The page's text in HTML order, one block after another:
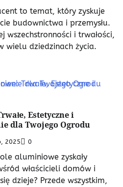
to temat, który zyskuje
budownictwa i przemysłu.
wszechstronności i trwałości,
wielu dziedzinach życia.
Estetyczne i
dla Twojego Ogrodu
2025 0
aluminiowe zyskały
właścicieli domów i
dzieje? Przede wszystkim,